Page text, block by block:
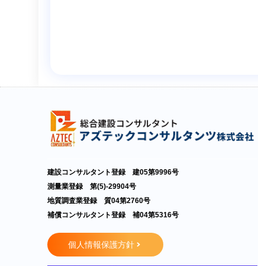
建設コンサルタント登録 建05第9996号
測量業登録 第(5)-29904号
地質調査業登録 質04第2760号
補償コンサルタント登録 補04第5316号
個人情報保護方針